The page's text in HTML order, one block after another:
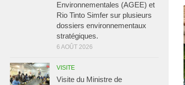
Environnementales (AGEE) et
Rio Tinto Simfer sur plusieurs
dossiers environnementaux
stratégiques.
6 AOÛT 2026
VISITE
Visite du Ministre de